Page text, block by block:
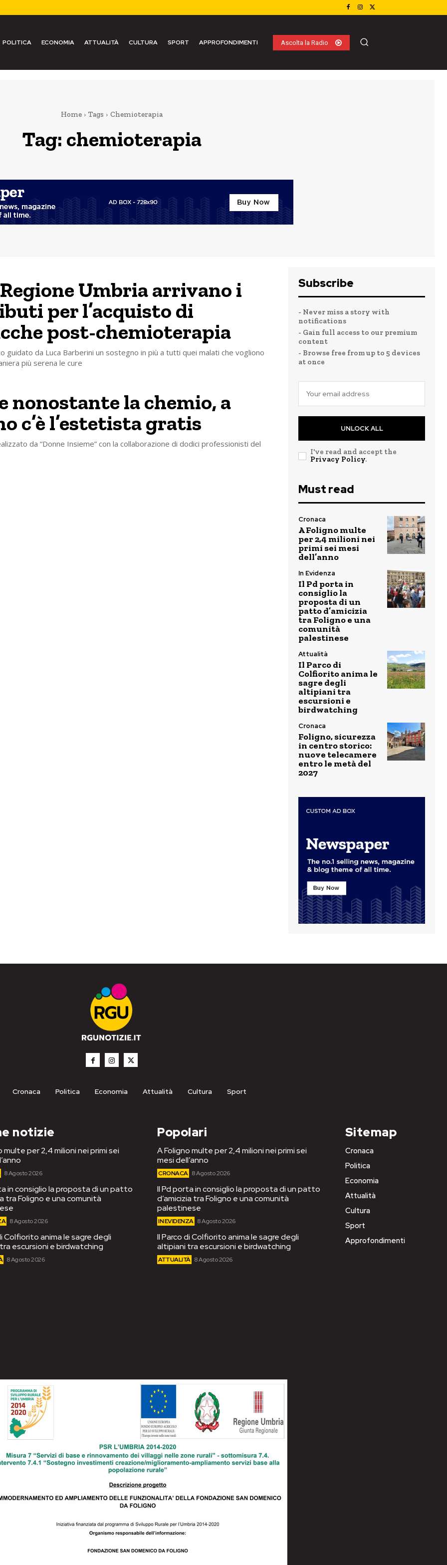
POLITICA ECONOMIA ATTUALITÀ CULTURA SPORT APPROFONDIMENTI Ascolta la Radio
Home Tags Chemioterapia
Tag: chemioterapia
Umbria arrivano i
per l’acquisto di
post-chemioterapia
guidato da Luca Barberini un sostegno in più a tutti quei malati che vogliono
più serena le cure
nonostante la chemio, a
c’è l’estetista gratis
da “Donne Insieme” con la collaborazione di dodici professionisti del
Subscribe
- Never miss a story with
notifications
- Gain full access to our premium
content
- Browse free from up to 5 devices
at once
UNLOCK ALL
I've read and accept the
Privacy Policy.
Must read
Cronaca
A Foligno multe
per 2,4 milioni nei
primi sei mesi
dell’anno
In Evidenza
Il Pd porta in
consiglio la
proposta di un
patto d’amicizia
tra Foligno e una
comunità
palestinese
Attualità
Il Parco di
Colfiorito anima le
sagre degli
altipiani tra
escursioni e
birdwatching
Cronaca
Foligno, sicurezza
in centro storico:
nuove telecamere
entro le metà del
2027
Cronaca Politica Economia Attualità Cultura Sport
notizie
multe per 2,4 milioni nei primi sei
8 Agosto 2026
in consiglio la proposta di un patto
tra Foligno e una comunità
8 Agosto 2026
Colfiorito anima le sagre degli
escursioni e birdwatching
8 Agosto 2026
Popolari
A Foligno multe per 2,4 milioni nei primi sei
mesi dell’anno
CRONACA 8 Agosto 2026
Il Pd porta in consiglio la proposta di un patto
d’amicizia tra Foligno e una comunità
palestinese
IN EVIDENZA 8 Agosto 2026
Il Parco di Colfiorito anima le sagre degli
altipiani tra escursioni e birdwatching
ATTUALITÀ 8 Agosto 2026
Sitemap
Cronaca
Politica
Economia
Attualità
Cultura
Sport
Approfondimenti